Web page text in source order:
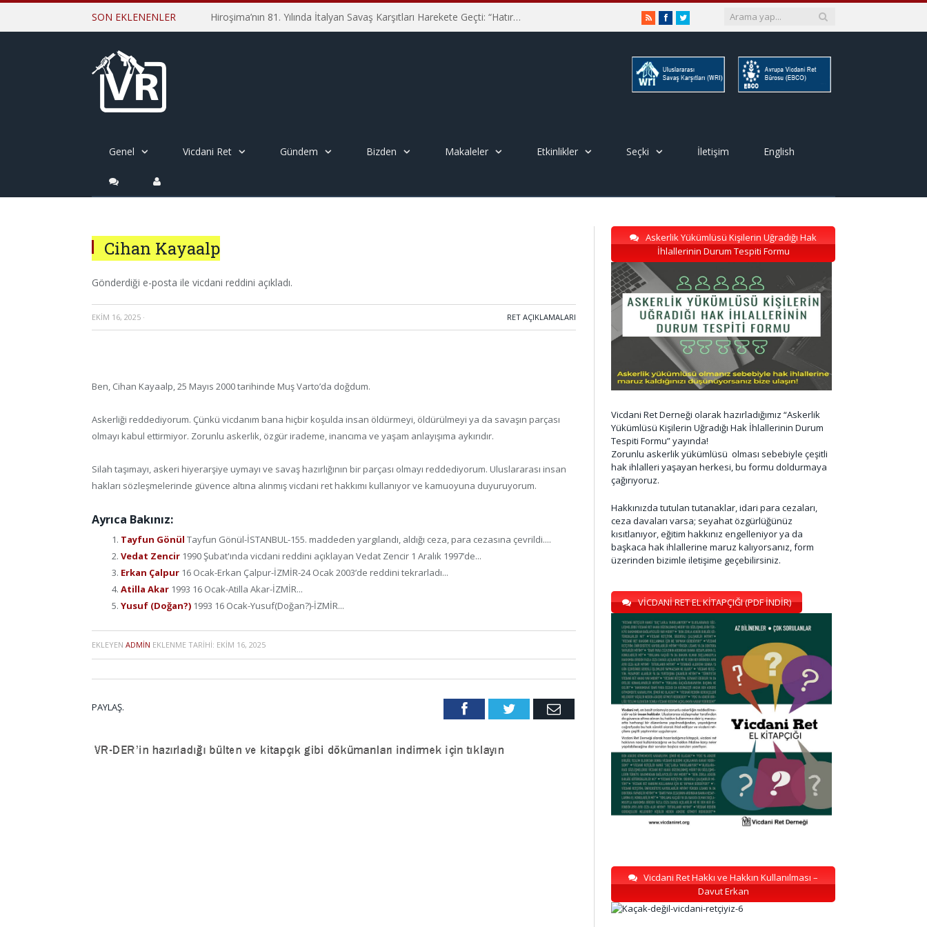
SON EKLENENLER Hiroşima’nın 81. Yılında İtalyan Savaş Karşıtları Harekete Geçti: “Hatırlamak yeterli değil” RSSFacebookTwitter
Genel Vicdani Ret Gündem Bizden Makaleler Etkinlikler Seçki İletişim English
Cihan Kayaalp
Gönderdiği e-posta ile vicdani reddini açıkladı.
EKIM 16, 2025 · RET AÇIKLAMALARI
Ben, Cihan Kayaalp, 25 Mayıs 2000 tarihinde Muş Varto’da doğdum.
Askerliği reddediyorum. Çünkü vicdanım bana hiçbir koşulda insan öldürmeyi, öldürülmeyi ya da savaşın parçası
olmayı kabul ettirmiyor. Zorunlu askerlik, özgür irademe, inancıma ve yaşam anlayışıma aykırıdır.
Silah taşımayı, askeri hiyerarşiye uymayı ve savaş hazırlığının bir parçası olmayı reddediyorum. Uluslararası insan
hakları sözleşmelerinde güvence altına alınmış vicdani ret hakkımı kullanıyor ve kamuoyuna duyuruyorum.
Ayrıca Bakınız:
Tayfun Gönül Tayfun Gönül-İSTANBUL-155. maddeden yargılandı, aldığı ceza, para cezasına çevrildi....
Vedat Zencir 1990 Şubat'ında vicdani reddini açıklayan Vedat Zencir 1 Aralık 1997’de...
Erkan Çalpur 16 Ocak-Erkan Çalpur-İZMİR-24 Ocak 2003’de reddini tekrarladı...
Atilla Akar 1993 16 Ocak-Atilla Akar-İZMİR...
Yusuf (Doğan?) 1993 16 Ocak-Yusuf(Doğan?)-İZMİR...
EKLEYEN ADMIN EKLENME TARIHI: EKIM 16, 2025
PAYLAŞ. FacebookTwitter Email
Askerlik Yükümlüsü Kişilerin Uğradığı Hak
İhlallerinin Durum Tespiti Formu
Vicdani Ret Derneği olarak hazırladığımız “Askerlik
Yükümlüsü Kişilerin Uğradığı Hak İhlallerinin Durum
Tespiti Formu” yayında!
Zorunlu askerlik yükümlüsü olması sebebiyle çeşitli
hak ihlalleri yaşayan herkesi, bu formu doldurmaya
çağırıyoruz.
Hakkınızda tutulan tutanaklar, idari para cezaları,
ceza davaları varsa; seyahat özgürlüğünüz
kısıtlanıyor, eğitim hakkınız engelleniyor ya da
başkaca hak ihlallerine maruz kalıyorsanız, form
üzerinden bizimle iletişime geçebilirsiniz.
VİCDANİ RET EL KİTAPÇIĞI (PDF İNDİR)
Vicdani Ret Hakkı ve Hakkın Kullanılması –
Davut Erkan